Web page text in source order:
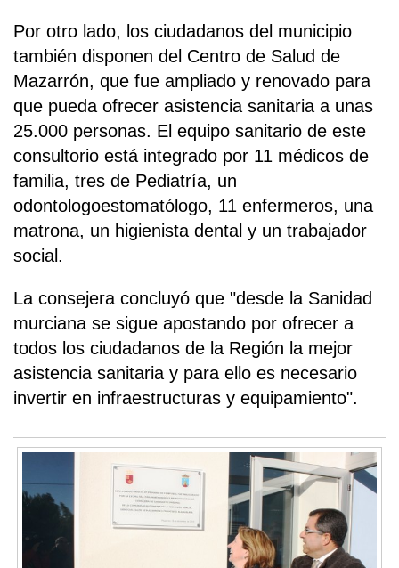
Por otro lado, los ciudadanos del municipio
también disponen del Centro de Salud de
Mazarrón, que fue ampliado y renovado para
que pueda ofrecer asistencia sanitaria a unas
25.000 personas. El equipo sanitario de este
consultorio está integrado por 11 médicos de
familia, tres de Pediatría, un
odontologoestomatólogo, 11 enfermeros, una
matrona, un higienista dental y un trabajador
social.
La consejera concluyó que "desde la Sanidad
murciana se sigue apostando por ofrecer a
todos los ciudadanos de la Región la mejor
asistencia sanitaria y para ello es necesario
invertir en infraestructuras y equipamiento".